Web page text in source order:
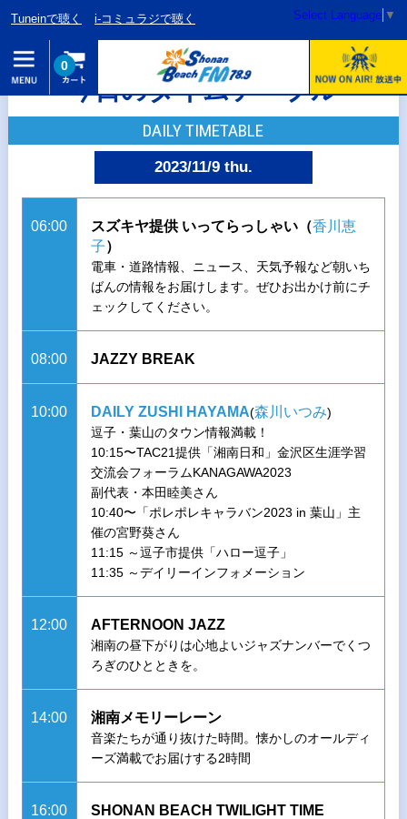
Tuneinで聴く i-コミュラジで聴く Select Language ▼
0
今日のタイムテーブル
DAILY TIMETABLE
2023/11/9 thu.
06:00 スズキヤ提供 いってらっしゃい（香川恵
子）
電車・道路情報、ニュース、天気予報など朝いち
ばんの情報をお届けします。ぜひお出かけ前にチ
ェックしてください。
08:00 JAZZY BREAK
10:00 DAILY ZUSHI HAYAMA(森川いつみ)
逗子・葉山のタウン情報満載！
10:15〜TAC21提供「湘南日和」金沢区生涯学習
交流会フォーラムKANAGAWA2023
副代表・本田睦美さん
10:40〜「ポレポレキャラバン2023 in 葉山」主
催の宮野葵さん
11:15 ～逗子市提供「ハロー逗子」
11:35 ～デイリーインフォメーション
12:00 AFTERNOON JAZZ
湘南の昼下がりは心地よいジャズナンバーでくつ
ろぎのひとときを。
14:00 湘南メモリーレーン
音楽たちが通り抜けた時間。懐かしのオールディ
ーズ満載でお届けする2時間
16:00 SHONAN BEACH TWILIGHT TIME